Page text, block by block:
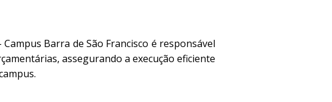
Barra de São Francisco é responsável
assegurando a execução eficiente